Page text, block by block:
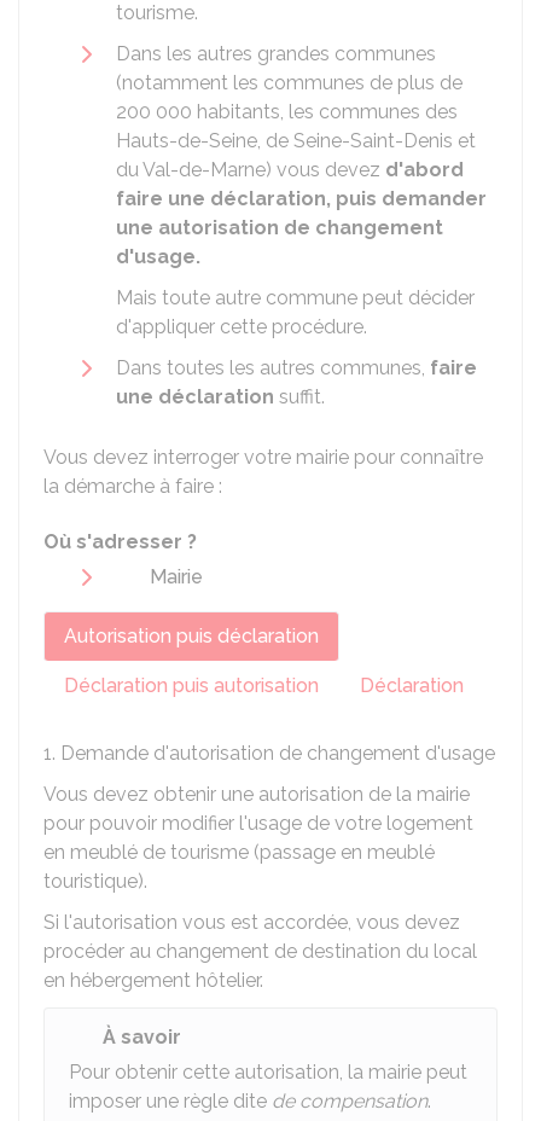
tourisme.
Dans les autres grandes communes
(notamment les communes de plus de
200 000 habitants, les communes des
Hauts-de-Seine, de Seine-Saint-Denis et
du Val-de-Marne) vous devez d'abord
faire une déclaration, puis demander
une autorisation de changement
d'usage.
Mais toute autre commune peut décider
d'appliquer cette procédure.
Dans toutes les autres communes, faire
une déclaration suffit.
Vous devez interroger votre mairie pour connaître
la démarche à faire :
Où s'adresser ?
Mairie
Autorisation puis déclaration
Déclaration puis autorisation Déclaration
1. Demande d'autorisation de changement d'usage
Vous devez obtenir une autorisation de la mairie
pour pouvoir modifier l'usage de votre logement
en meublé de tourisme (passage en meublé
touristique).
Si l'autorisation vous est accordée, vous devez
procéder au changement de destination du local
en hébergement hôtelier.
À savoir
Pour obtenir cette autorisation, la mairie peut
imposer une règle dite de compensation.